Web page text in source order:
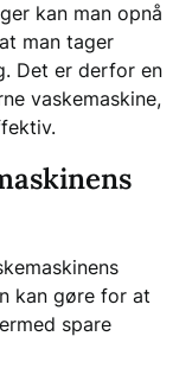
kan man opnå
man tager
Det er derfor en
vaskemaskine,
kan gøre for at
spare